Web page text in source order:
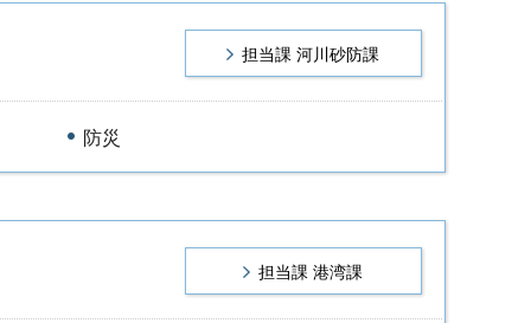
担当課 河川砂防課
防災
担当課 港湾課